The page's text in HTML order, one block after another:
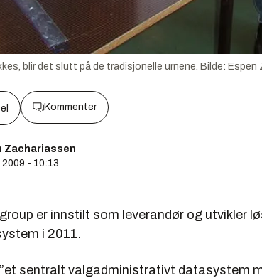
blir det slutt på de tradisjonelle urnene. Bilde: Espen
Kommenter
Zachariassen
2009 - 10:13
er innstilt som leverandør og utvikler
i 2011.
sentralt valgadministrativt datasystem